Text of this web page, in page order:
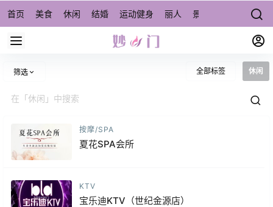
首页 美食 休闲 结婚 运动健身 丽人 景点/周边游 宠物
筛选 全部标签 休闲
按摩/SPA
夏花SPA会所
KTV
宝乐迪KTV（世纪金源店）